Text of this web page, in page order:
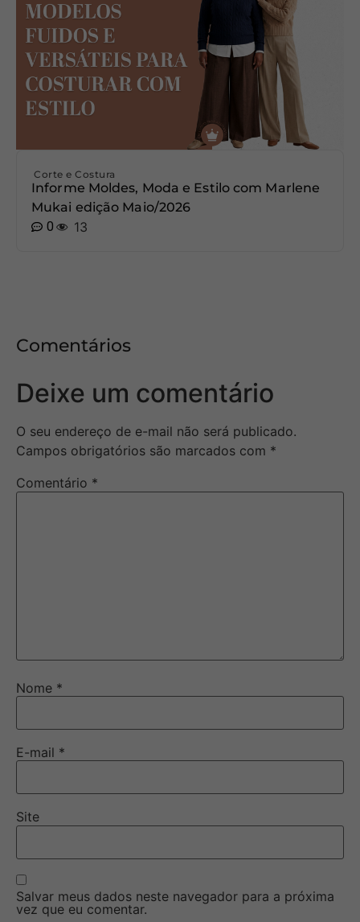
Corte e Costura
Informe Moldes, Moda e Estilo com Marlene
Mukai edição Maio/2026
0
13
Comentários
Deixe um comentário
O seu endereço de e-mail não será publicado.
Campos obrigatórios são marcados com *
Comentário *
Nome *
E-mail *
Site
Salvar meus dados neste navegador para a próxima
vez que eu comentar.